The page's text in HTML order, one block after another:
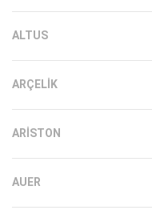
ALTUS
ARÇELIK
ARISTON
AUER